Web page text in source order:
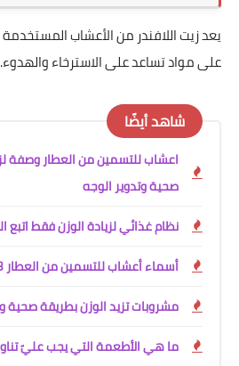
يعد زيت اللافندر من الأعشاب
على مواد تساعد على الاسترخاء والهدوء.
شاهد أيضًا
اعشاب للتسمين من العطار وصفة
صحية وتدوير الوجه
نظام غذائي لزيادة الوزن فقط اتبع
أسماء أعشاب للتسمين من العطار 2023
مشروبات تزيد الوزن بطريقة
ما هي الأطعمة التي يجب عليّ